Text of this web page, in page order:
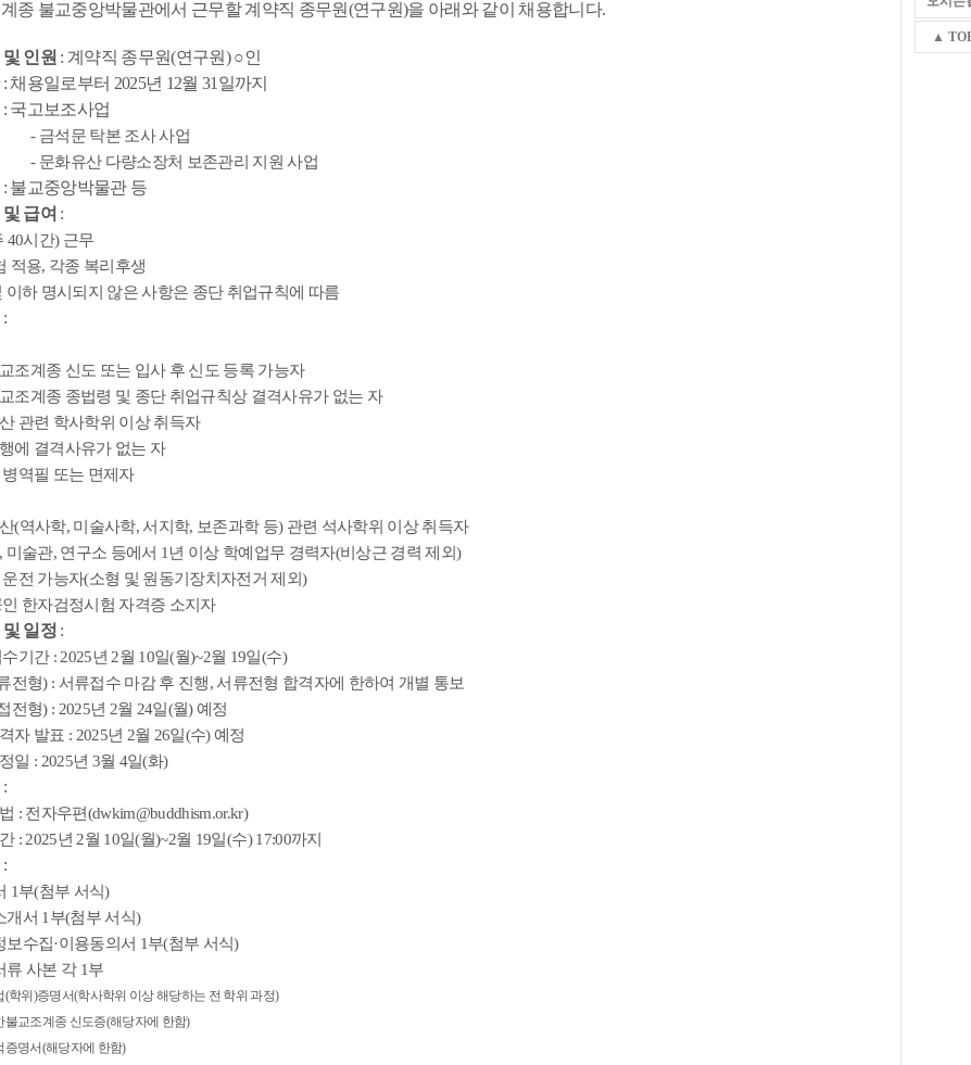
종 불교중앙박물관에서 근무할 계약직 종무원(연구원)을 아래와 같이 채용합니다.
인원 : 계약직 종무원(연구원)○인
: 채용일로부터 2025년 12월31 일까지
: 국고보조사업
- 금석문 탁본 조사 사업
- 문화유산 다량소장처 보존관리 지원 사업
: 불교중앙박물관 등
급여 :
40시간) 근무
적용, 각종 복리후생
이하 명시되지 않은 사항은 종단 취업규칙에 따름
:
조계종 신도 또는 입사 후 신도 등록 가능자
조계종 종법령 및 종단 취업규칙상 결격사유가 없는 자
관련 학사학위 이상 취득자
에 결격사유가 없는 자
역필 또는 면제자
(역사학, 미술사학,서지학, 보존과학 등) 관련 석사학위 이상 취득자
, 미술관, 연구소 등에서 1년 이상 학예업무 경력자(비상근 경력 제외)
전 가능자(소형 및 원동기장치자전거 제외)
한자검정시험 자격증 소지자
일정 :
수기간 : 2025년 2월 10일(월)~2월 19일(수)
전형) : 서류접수 마감 후 진행,서류전형 합격자에 한하여 개별 통보
전형) : 2025년 2월 24일(월) 예정
자 발표 : 2025년 2월 26일(수) 예정
일 : 2025년 3월 4일(화)
:
: 전자우편(dwkim@buddhism.or.kr)
: 2025년 2월 10일(월)~2월 19일(수) 17:00까지
:
1부(첨부 서식)
개서 1 부(첨부 서식)
보수집·이용동의서 1부(첨부 서식)
류 사본 각 1부
(학위 )증명서(학사학위 이상 해당하는 전 학위 과정)
불교조계종 신도증(해당자에 한함)
증명서(해당자에 한함)
▲